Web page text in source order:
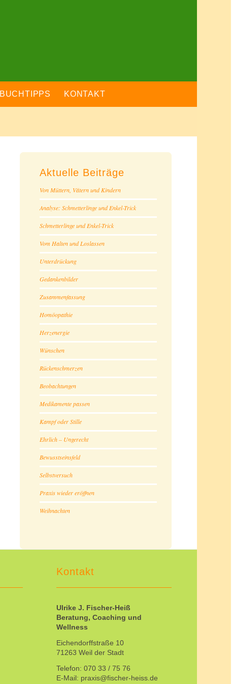
BUCHTIPPS KONTAKT
Aktuelle Beiträge
Von Müttern, Vätern und Kindern
Analyse: Schmetterlinge und Enkel-Trick
Schmetterlinge und Enkel-Trick
Vom Halten und Loslassen
Unterdrückung
Gedankenbilder
Zusammenfassung
Homöopathie
Herzenergie
Wünschen
Rückenschmerzen
Beobachtungen
Medikamente passen
Kampf oder Stille
Ehrlich – Ungerecht
Bewusstseinsfeld
Selbstversuch
Praxis wieder eröffnen
Weihnachten
Kontakt
Ulrike J. Fischer-Heiß
Beratung, Coaching und
Wellness
Eichendorffstraße 10
71263 Weil der Stadt
Telefon: 070 33 / 75 76
E-Mail: praxis@fischer-heiss.de